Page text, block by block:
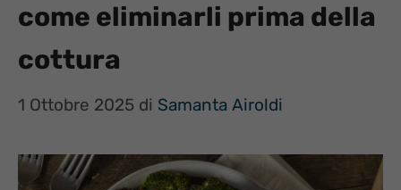
come eliminarli prima della
cottura
1 Ottobre 2025 di Samanta Airoldi